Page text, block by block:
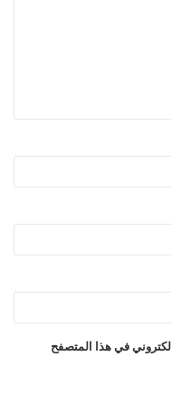
في هذا المتصفح